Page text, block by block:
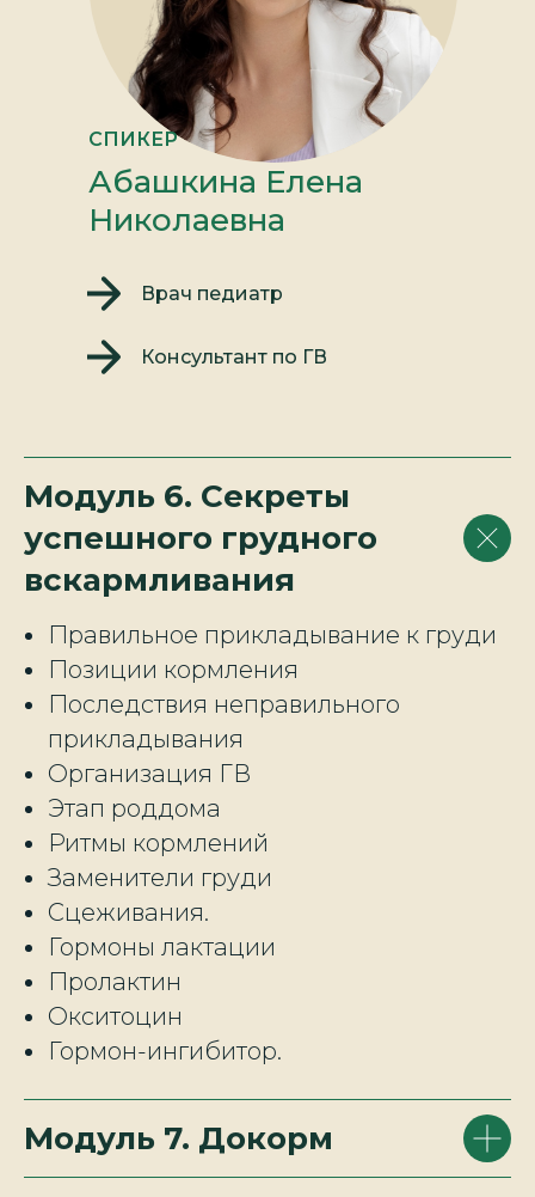
СПИКЕР
Абашкина Елена
Николаевна
Врач педиатр
Консультант по ГВ
Модуль 6. Секреты
успешного грудного
вскармливания
Правильное прикладывание к груди
Позиции кормления
Последствия неправильного
прикладывания
Организация ГВ
Этап роддома
Ритмы кормлений
Заменители груди
Сцеживания.
Гормоны лактации
Пролактин
Окситоцин
Гормон-ингибитор.
Модуль 7. Докорм